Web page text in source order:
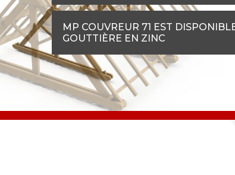
MP COUVREUR 71 EST
GOUTTIÈRE EN ZINC